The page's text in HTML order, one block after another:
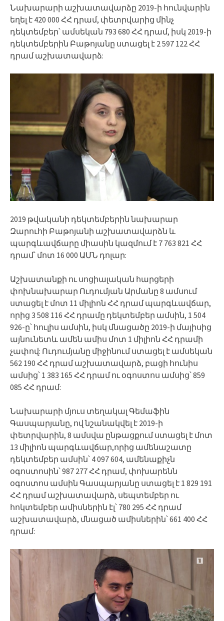
Նախարարի աշխատավարձը 2019-ի հունվարին
եղել է 420 000 ՀՀ դրամ, փետրվարից մինչ
դեկտեմբեր՝ ամսեկան 793 680 ՀՀ դրամ, իսկ 2019-ի
դեկտեմբերին Բաթոյանը ստացել է 2 597 122 ՀՀ
դրամ աշխատավարձ:
2019 թվականի դեկտեմբերին նախարար
Զարուհի Բաթոյանի աշխատավարձն և
պարգևավճարը միասին կազմում է 7 763 821 ՀՀ
դրամ՝ մոտ 16 000 ԱՄՆ դոլար:
Աշխատանքի ու սոցիալական հարցերի
փոխնախարար Ուդումյան Արմանը 8 ամսում
ստացել է մոտ 11 միլիոն ՀՀ դրամ պարգևավճար,
որից 3 508 116 ՀՀ դրամը դեկտեմբեր ամսին, 1 504
926-ը՝ հուլիս ամսին, իսկ մնացածը 2019-ի մայիսից
այնունետև ամեն ամիս մոտ 1 միլիոն ՀՀ դրամի
չափով: Ուդումյանը միջինում ստացել է ամսեկան
562 190 ՀՀ դրամ աշխատավարձ, բացի հունիս
ամսից՝ 1 383 165 ՀՀ դրամ ու օգոստոս ամսից՝ 859
085 ՀՀ դրամ:
Նախարարի մյուս տեղակալ Գեմաֆին
Գասպարյանը, ով նշանակվել է 2019-ի
փետրվարին, 8 ամսվա ընթացքում ստացել է մոտ
13 միլիոն պարգևավճար,որից ամենաշատը
դեկտեմբեր ամսին՝ 4 097 604, ամենաքիչն
օգոստոսին՝ 987 277 ՀՀ դրամ, փոխարենն
օգոստոս ամսին Գասպարյանը ստացել է 1 829 191
ՀՀ դրամ աշխատավարձ, սեպտեմբեր ու
հոկտեմբեր ամիսներին էլ՝ 780 295 ՀՀ դրամ
աշխատավարձ, մնացած ամիսներին՝ 661 400 ՀՀ
դրամ: